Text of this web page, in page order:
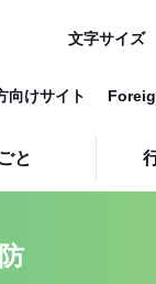
と
文字サイズ
向けサイト